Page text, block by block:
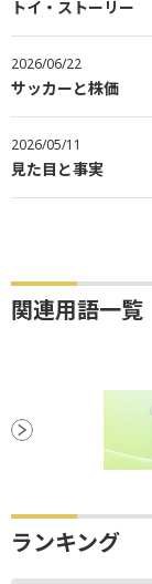
トイ・ストーリー
2026/06/22
サッカーと株価
2026/05/11
見た目と事実
関連用語一覧
ランキング